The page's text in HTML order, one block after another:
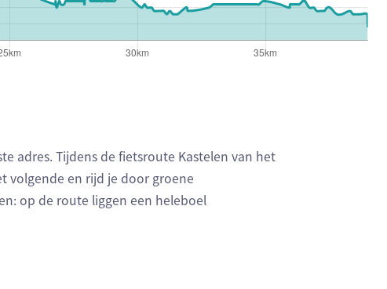
adres. Tijdens de fietsroute Kastelen van het
volgende en rijd je door groene
op de route liggen een heleboel